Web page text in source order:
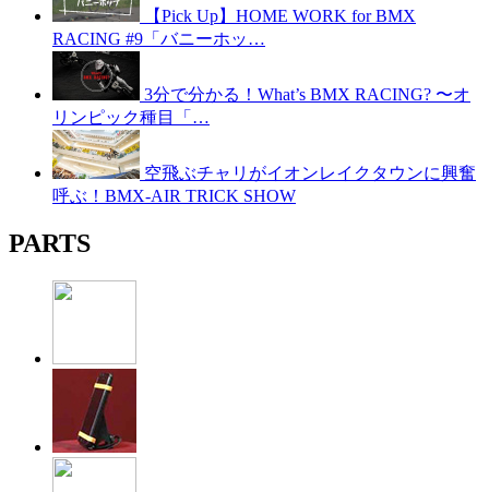
【Pick Up】HOME WORK for BMX
RACING #9「バニーホッ…
3分で分かる！What’s BMX RACING? 〜オ
リンピック種目「…
空飛ぶチャリがイオンレイクタウンに興奮
呼ぶ！BMX-AIR TRICK SHOW
PARTS